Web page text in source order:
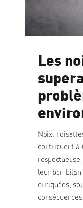
Les
Noix,
contribuent à
leur bon
critiquées,